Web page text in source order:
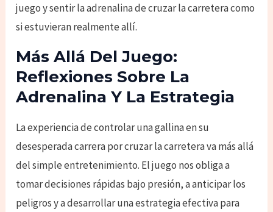
juego y sentir la adrenalina de cruzar la carretera como
si estuvieran realmente allí.
Más Allá Del Juego:
Reflexiones Sobre La
Adrenalina Y La Estrategia
La experiencia de controlar una gallina en su
desesperada carrera por cruzar la carretera va más allá
del simple entretenimiento. El juego nos obliga a
tomar decisiones rápidas bajo presión, a anticipar los
peligros y a desarrollar una estrategia efectiva para